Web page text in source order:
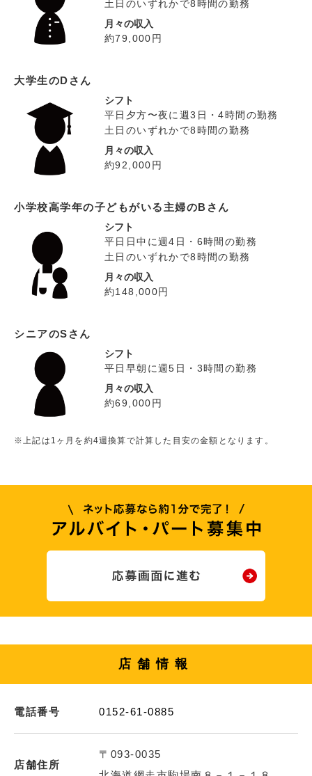
土日のいずれかで8時間の勤務
月々の収入
約79,000円
大学生のDさん
シフト
平日夕方〜夜に週3日・4時間の勤務
土日のいずれかで8時間の勤務
月々の収入
約92,000円
小学校高学年の子どもがいる主婦のBさん
シフト
平日日中に週4日・6時間の勤務
土日のいずれかで8時間の勤務
月々の収入
約148,000円
シニアのSさん
シフト
平日早朝に週5日・3時間の勤務
月々の収入
約69,000円
※上記は1ヶ月を約4週換算で計算した目安の金額となります。
店舗情報
電話番号 0152-61-0885
店舗住所
〒093-0035